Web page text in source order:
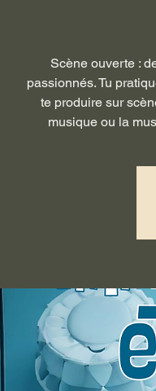
Scène ouverte :
passionnés. Tu
te produire sur
musique ou la